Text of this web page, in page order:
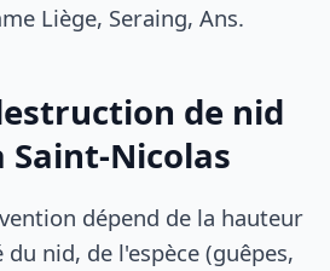
Liège, Seraing, Ans.
de nid
Saint-Nicolas
dépend de la hauteur
nid, de l'espèce (guêpes,